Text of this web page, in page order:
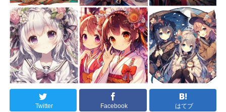
Twitter Facebook はてブ